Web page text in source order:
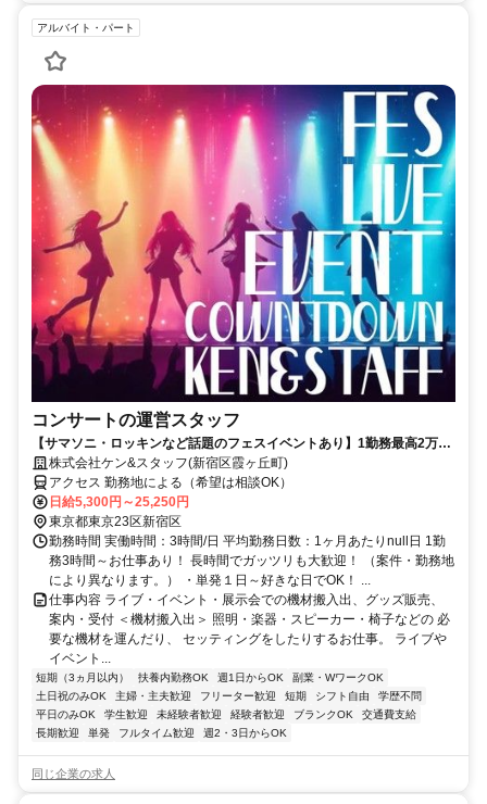
アルバイト・パート
コンサートの運営スタッフ
【サマソニ・ロッキンなど話題のフェスイベントあり】1勤務最高2万
5250円！人気のイベント・ライブ・コンサートがたくさん！単発1日～
働きたい時でＯＫ！
株式会社ケン&スタッフ(新宿区霞ヶ丘町)
アクセス 勤務地による（希望は相談OK）
日給5,300円～25,250円
東京都東京23区新宿区
勤務時間 実働時間：3時間/日 平均勤務日数：1ヶ月あたりnull日 1勤
務3時間～お仕事あり！ 長時間でガッツリも大歓迎！ （案件・勤務地
により異なります。） ・単発１日～好きな日でOK！ ...
仕事内容 ライブ・イベント・展示会での機材搬入出、グッズ販売、
案内・受付 ＜機材搬入出＞ 照明・楽器・スピーカー・椅子などの 必
要な機材を運んだり、 セッティングをしたりするお仕事。 ライブや
イベント...
短期（3ヵ月以内） 扶養内勤務OK 週1日からOK
副業・WワークOK
土日祝のみOK
主婦・主夫歓迎 フリーター歓迎 短期 シフト自由
学歴不問
平日のみOK
学生歓迎 未経験者歓迎 経験者歓迎 ブランクOK
交通費支給
長期歓迎
単発 フルタイム歓迎 週2・3日からOK
同じ企業の求人